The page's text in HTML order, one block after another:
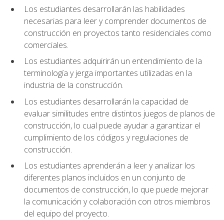
Los estudiantes desarrollarán las habilidades
necesarias para leer y comprender documentos de
construcción en proyectos tanto residenciales como
comerciales.
Los estudiantes adquirirán un entendimiento de la
terminología y jerga importantes utilizadas en la
industria de la construcción.
Los estudiantes desarrollarán la capacidad de
evaluar similitudes entre distintos juegos de planos de
construcción, lo cual puede ayudar a garantizar el
cumplimiento de los códigos y regulaciones de
construcción.
Los estudiantes aprenderán a leer y analizar los
diferentes planos incluidos en un conjunto de
documentos de construcción, lo que puede mejorar
la comunicación y colaboración con otros miembros
del equipo del proyecto.